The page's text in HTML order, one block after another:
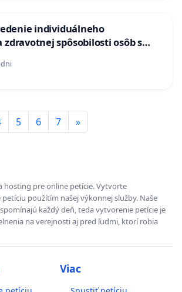
individuálneho
zdravotnej spôsobilosti osôb s
2. typu pri prijímaní do
SR
5 6 7 »
hosting pre online petície. Vytvorte
použítím našej výkonnej služby. Naše
každý deň, teda vytvorenie petície je
na verejnosti aj pred ľudmi, ktorí robia
Viac